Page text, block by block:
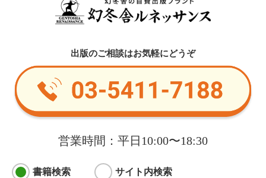
出版のご相談はお気軽にどうぞ
営業時間：平日10:00〜18:30
書籍検索 サイト内検索